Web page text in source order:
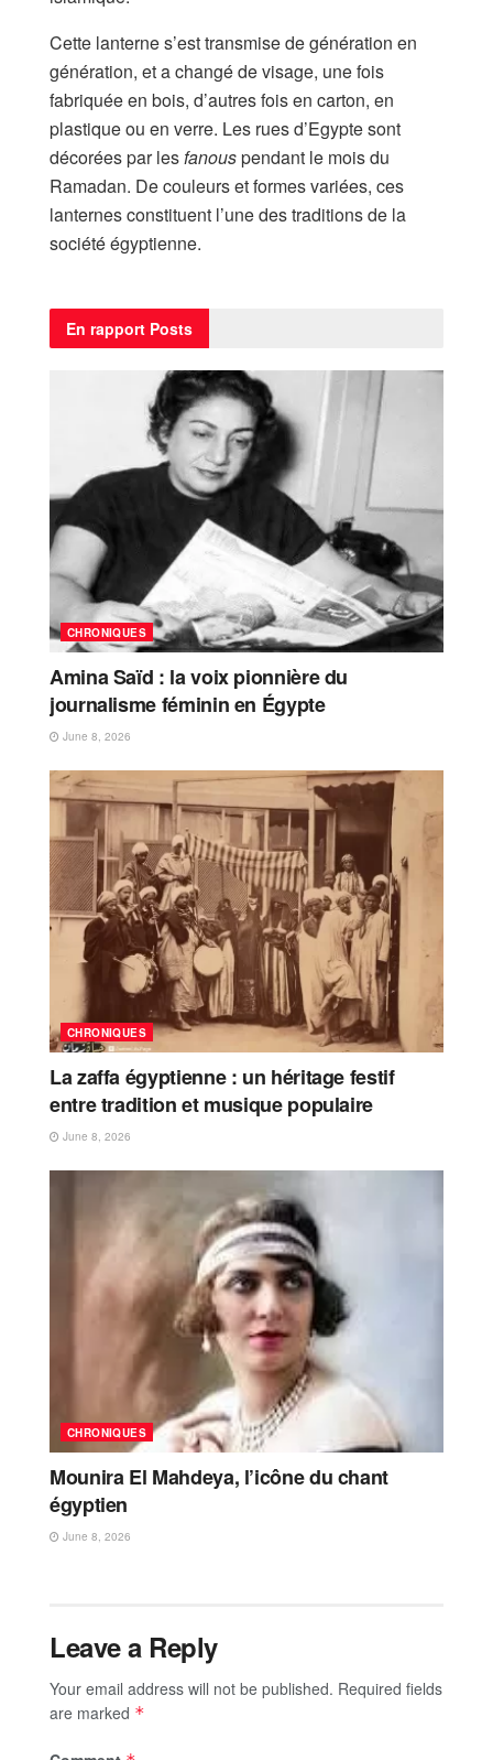
Cette lanterne s’est transmise de génération en
génération, et a changé de visage, une fois
fabriquée en bois, d’autres fois en carton, en
plastique ou en verre. Les rues d’Egypte sont
décorées par lesfanouspendant le mois du
Ramadan. De couleurs et formes variées, ces
lanternes constituent l’une des traditions de la
société égyptienne.
En rapport Posts
CHRONIQUES
Amina Saïd : la voix pionnière du
journalisme féminin en Égypte
June 8, 2026
CHRONIQUES
La zaffa égyptienne : un héritage festif
entre tradition et musique populaire
June 8, 2026
CHRONIQUES
Mounira El Mahdeya, l’icône du chant
égyptien
June 8, 2026
Leave a Reply
Your email address will not be published. Required fields
are marked *